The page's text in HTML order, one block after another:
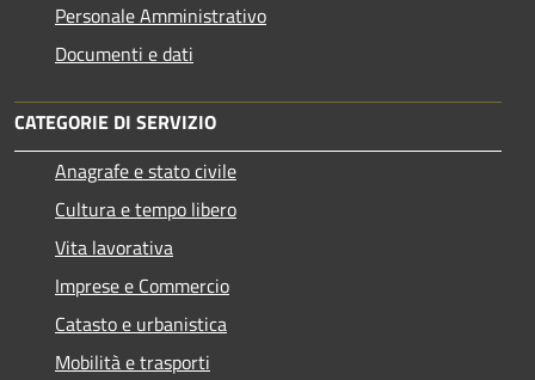
Personale Amministrativo
Documenti e dati
CATEGORIE DI SERVIZIO
Anagrafe e stato civile
Cultura e tempo libero
Vita lavorativa
Imprese e Commercio
Catasto e urbanistica
Mobilità e trasporti